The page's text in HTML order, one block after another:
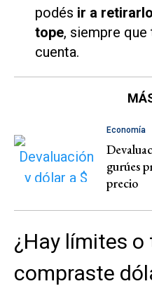
podés ir a
tope, siempre
cuenta.
Economía
gurúes
precio
¿Hay límites o
compraste